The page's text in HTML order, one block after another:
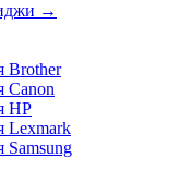
→
Brother
Canon
HP
Lexmark
Samsung